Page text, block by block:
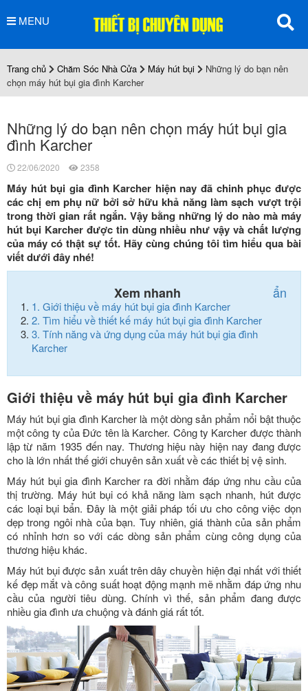
MENU
Trang chủ Chăm Sóc Nhà Cửa Máy hút bụi
Những lý do bạn nên
chọn máy hút bụi gia đình Karcher
Những lý do bạn nên chọn máy hút bụi gia
đình Karcher
22/06/2020 2358
Máy hút bụi gia đình Karcher hiện nay đã chinh phục được
các chị em phụ nữ bởi sở hữu khả năng làm sạch vượt trội
trong thời gian rất ngắn. Vậy bằng những lý do nào mà máy
hút bụi Karcher được tin dùng nhiều như vậy và chất lượng
của máy có thật sự tốt. Hãy cùng chúng tôi tìm hiểu qua bài
viết dưới đây nhé!
Xem nhanh ẩn
1. Giới thiệu về máy hút bụi gia đình Karcher
2. Tìm hiểu về thiết kế máy hút bụi gia đình Karcher
3. Tính năng và ứng dụng của máy hút bụi gia đình
Karcher
Giới thiệu về máy hút bụi gia đình Karcher
Máy hút bụi gia đình Karcher là một dòng sản phẩm nổi bật thuộc
một công ty của Đức tên là Karcher. Công ty Karcher được thành
lập từ năm 1935 đến nay. Thương hiệu này hiện nay đang được
cho là lớn nhất thế giới chuyên sản xuất về các thiết bị vệ sinh.
Máy hút bụi gia đình Karcher ra đời nhằm đáp ứng nhu cầu của
thị trường. Máy hút bụi có khả năng làm sạch nhanh, hút được
các loại bụi bẩn. Đây là một giải pháp tối ưu cho công việc dọn
dẹp trong ngôi nhà của bạn. Tuy nhiên, giá thành của sản phẩm
có nhỉnh hơn so với các dòng sản phẩm cùng công dụng của
thương hiệu khác.
Máy hút bụi được sản xuất trên dây chuyền hiện đại nhất với thiết
kế đẹp mắt và công suất hoạt động mạnh mẽ nhằm đáp ứng nhu
cầu của người tiêu dùng. Chính vì thế, sản phẩm đang được
nhiều gia đình ưa chuộng và đánh giá rất tốt.